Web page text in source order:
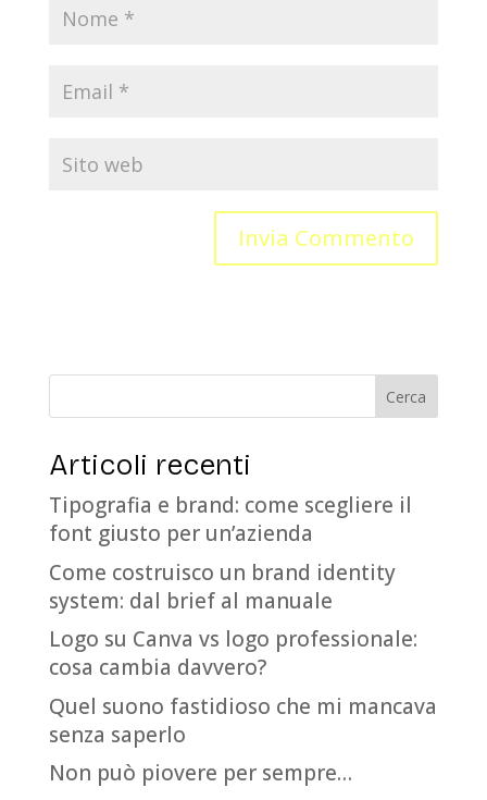
Articoli recenti
Tipografia e brand: come scegliere il
font giusto per un’azienda
Come costruisco un brand identity
system: dal brief al manuale
Logo su Canva vs logo professionale:
cosa cambia davvero?
Quel suono fastidioso che mi mancava
senza saperlo
Non può piovere per sempre…